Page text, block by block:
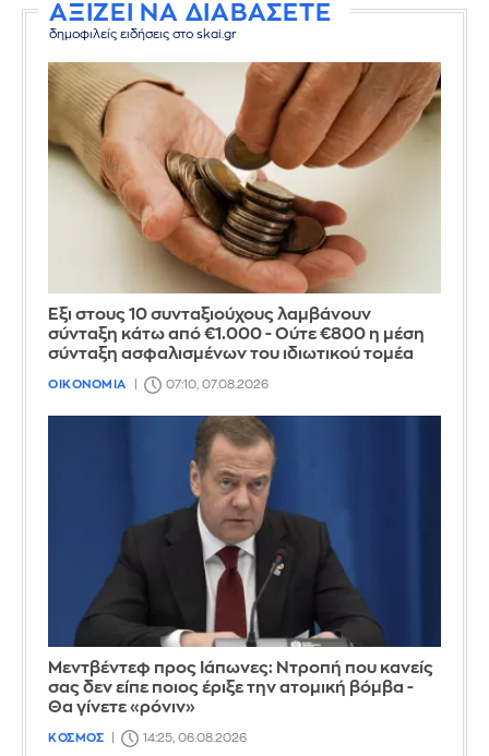
ΑΞΙΖΕΙ ΝΑ ΔΙΑΒΑΣΕΤΕ
δημοφιλείς ειδήσεις στο skai.gr
Έξι στους 10 συνταξιούχους λαμβάνουν
σύνταξη κάτω από €1.000 - Ούτε €800 η μέση
σύνταξη ασφαλισμένων του ιδιωτικού τομέα
ΟΙΚΟΝΟΜΙΑ 07:10, 07.08.2026
Μεντβέντεφ προς Ιάπωνες: Ντροπή που κανείς
σας δεν είπε ποιος έριξε την ατομική βόμβα -
Θα γίνετε «ρόνιν»
ΚΟΣΜΟΣ 14:25, 06.08.2026